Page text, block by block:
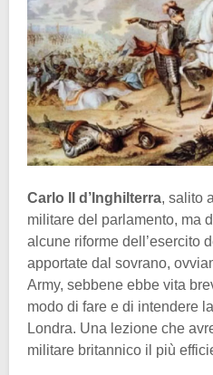
Carlo II d’Inghilterra, salito
militare del parlamento, ma
alcune riforme dell’esercito
apportate dal sovrano,
Army, sebbene ebbe vita
modo di fare e di intendere
Londra. Una lezione che
militare britannico il più